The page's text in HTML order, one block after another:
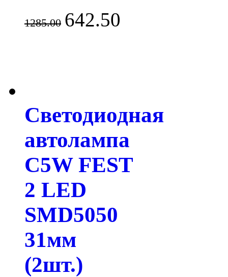
1285.00 642.50
Светодиодная
автолампа
C5W FEST
2 LED
SMD5050
31мм
(2шт.)